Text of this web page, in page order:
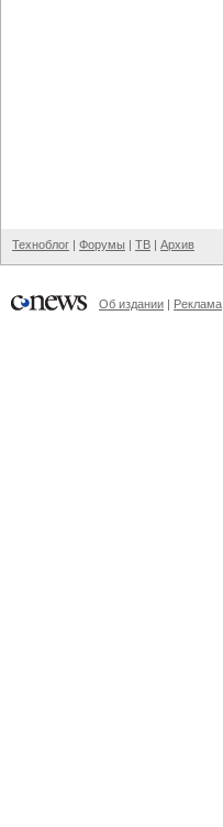
Техноблог | Форумы | ТВ | Архив
Об издании | Реклама